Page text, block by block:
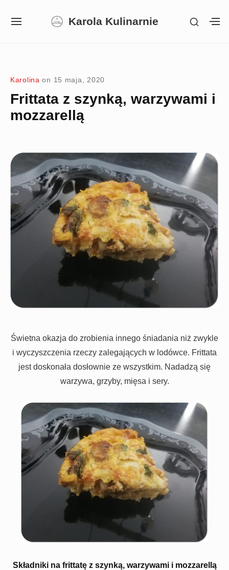
Karola Kulinarnie
SITE
SHOW
Karolina on 15 maja, 2020
Frittata z szynką, warzywami i
mozzarellą
Świetna okazja do zrobienia innego śniadania niż zwykle
i wyczyszczenia rzeczy zalegających w lodówce. Frittata
jest doskonała dosłownie ze wszystkim. Nadadzą się
warzywa, grzyby, mięsa i sery.
Składniki na frittatę z szynką, warzywami i mozzarellą